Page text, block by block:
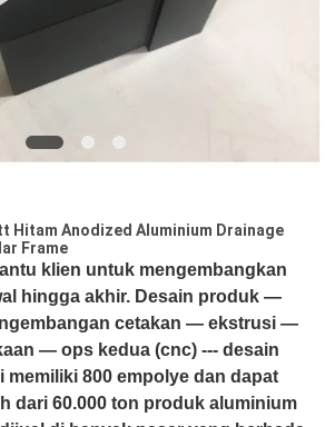
Hitam Anodized Aluminium Drainage
Frame
klien untuk mengembangkan
hingga akhir. Desain produk —
cetakan — ekstrusi —
— ops kedua (cnc) --- desain
memiliki 800 empolye dan dapat
dari 60.000 ton produk aluminium